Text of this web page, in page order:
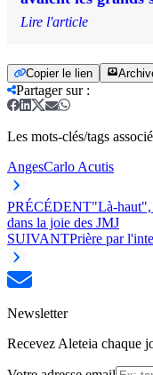
Lire l'article
Copier le lien
Partager sur:
Les mots-clés/tags
AngesCarlo Acutis
PRÉCÉDENT"Là-haut",
dans la joie des JMJ
SUIVANTPrière par
Newsletter
Recevez Aleteia chaque